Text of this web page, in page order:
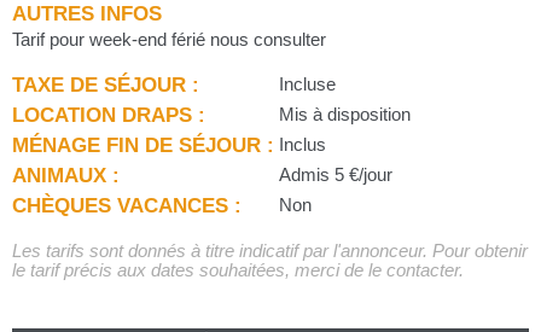
AUTRES INFOS
Tarif pour week-end férié nous consulter
TAXE DE SÉJOUR : Incluse
LOCATION DRAPS : Mis à disposition
MÉNAGE FIN DE SÉJOUR : Inclus
ANIMAUX : Admis 5 €/jour
CHÈQUES VACANCES : Non
Les tarifs sont donnés à titre indicatif par l'annonceur. Pour obtenir
le tarif précis aux dates souhaitées, merci de le contacter.